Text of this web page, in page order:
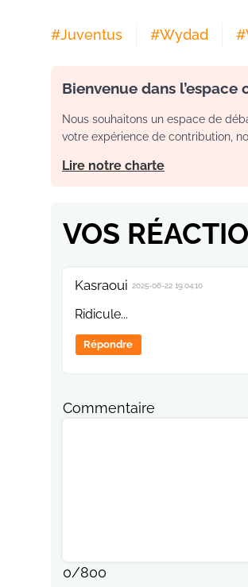
#Juventus #Wydad #
Bienvenue dans
Nous souhaitons un espace de
votre expérience de contribution,
Lire notre charte
VOS
Kasraoui 2025-06-22 19:04:10
Ridicule...
Répondre
Commentaire
0/800